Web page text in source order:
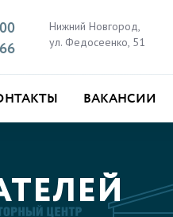
Нижний Новгород,
ул. Федосеенко, 51
ВАКАНСИИ